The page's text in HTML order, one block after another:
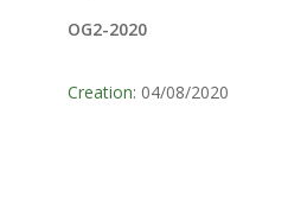
OG2-2020
Creation: 04/08/2020